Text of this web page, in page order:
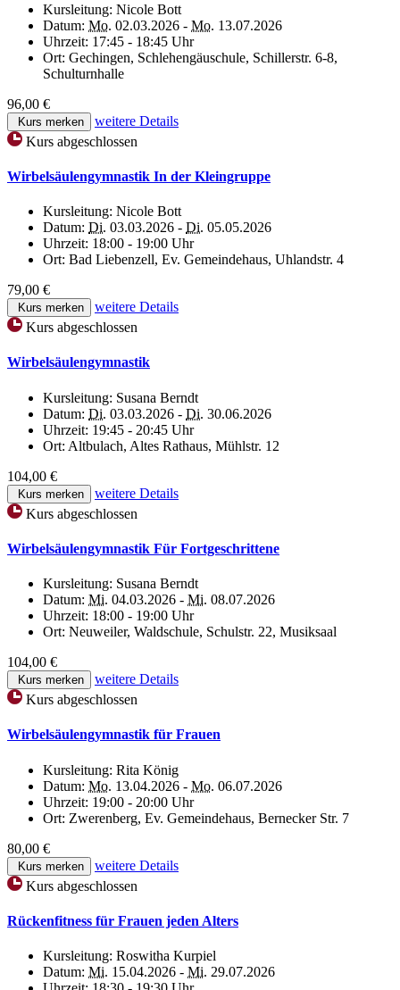
Kursleitung: Nicole Bott
Datum: Mo. 02.03.2026 - Mo. 13.07.2026
Uhrzeit: 17:45 - 18:45 Uhr
Ort: Gechingen, Schlehengäuschule, Schillerstr. 6-8,
Schulturnhalle
96,00 €
Kurs merken
weitere Details
Kurs abgeschlossen
Wirbelsäulengymnastik In der Kleingruppe
Kursleitung: Nicole Bott
Datum: Di. 03.03.2026 - Di. 05.05.2026
Uhrzeit: 18:00 - 19:00 Uhr
Ort: Bad Liebenzell, Ev. Gemeindehaus, Uhlandstr. 4
79,00 €
Kurs merken
weitere Details
Kurs abgeschlossen
Wirbelsäulengymnastik
Kursleitung: Susana Berndt
Datum: Di. 03.03.2026 - Di. 30.06.2026
Uhrzeit: 19:45 - 20:45 Uhr
Ort: Altbulach, Altes Rathaus, Mühlstr. 12
104,00 €
Kurs merken
weitere Details
Kurs abgeschlossen
Wirbelsäulengymnastik Für Fortgeschrittene
Kursleitung: Susana Berndt
Datum: Mi. 04.03.2026 - Mi. 08.07.2026
Uhrzeit: 18:00 - 19:00 Uhr
Ort: Neuweiler, Waldschule, Schulstr. 22, Musiksaal
104,00 €
Kurs merken
weitere Details
Kurs abgeschlossen
Wirbelsäulengymnastik für Frauen
Kursleitung: Rita König
Datum: Mo. 13.04.2026 - Mo. 06.07.2026
Uhrzeit: 19:00 - 20:00 Uhr
Ort: Zwerenberg, Ev. Gemeindehaus, Bernecker Str. 7
80,00 €
Kurs merken
weitere Details
Kurs abgeschlossen
Rückenfitness für Frauen jeden Alters
Kursleitung: Roswitha Kurpiel
Datum: Mi. 15.04.2026 - Mi. 29.07.2026